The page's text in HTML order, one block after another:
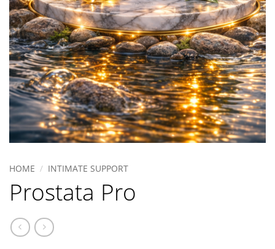
HOME / INTIMATE SUPPORT
Prostata Pro